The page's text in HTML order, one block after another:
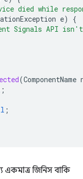
died while
e)
{
Signals API
(ComponentName
;
;
একমাত্র জিনিস বাকি